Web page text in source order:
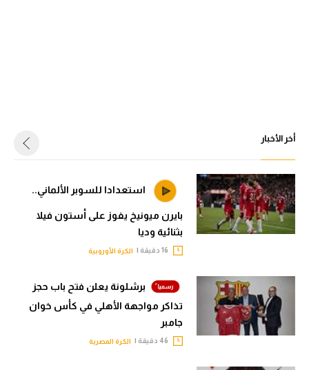
أخر الأخبار
استعدادا للسوبر الألماني..
بايرن ميونيخ يفوز على أستون فيلا
بثنائية وديا
الكرة الأوروبية
برشلونة يعلن فتح باب حجز
تذاكر مواجهة الأهلي في كأس خوان
جامبر
الكرة المصرية